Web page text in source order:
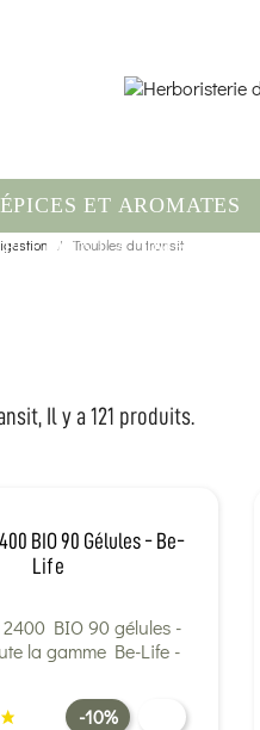
ÉPICES ET AROMATES
ALIMENTAIRE
Troubles du transit
Il y a 121 produits.
BIO 90 Gélules - Be-
Life
-10%